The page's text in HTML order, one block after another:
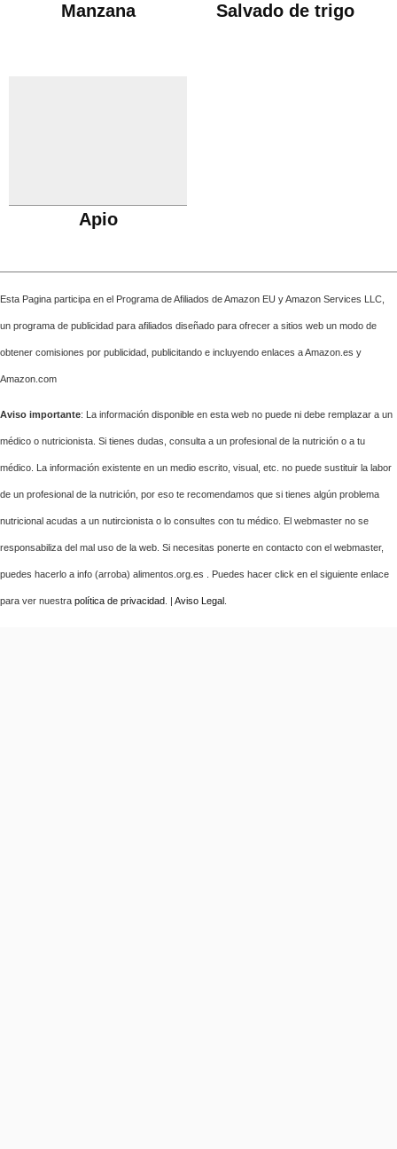
Manzana Salvado de trigo
Apio
Esta Pagina participa en el Programa de Afiliados de Amazon EU y Amazon Services LLC,
un programa de publicidad para afiliados diseñado para ofrecer a sitios web un modo de
obtener comisiones por publicidad, publicitando e incluyendo enlaces a Amazon.es y
Amazon.com
Aviso importante: La información disponible en esta web no puede ni debe remplazar a un
médico o nutricionista. Si tienes dudas, consulta a un profesional de la nutrición o a tu
médico. La información existente en un medio escrito, visual, etc. no puede sustituir la labor
de un profesional de la nutrición, por eso te recomendamos que si tienes algún problema
nutricional acudas a un nutircionista o lo consultes con tu médico. El webmaster no se
responsabiliza del mal uso de la web. Si necesitas ponerte en contacto con el webmaster,
puedes hacerlo a info (arroba) alimentos.org.es . Puedes hacer click en el siguiente enlace
para ver nuestra política de privacidad . | Aviso Legal